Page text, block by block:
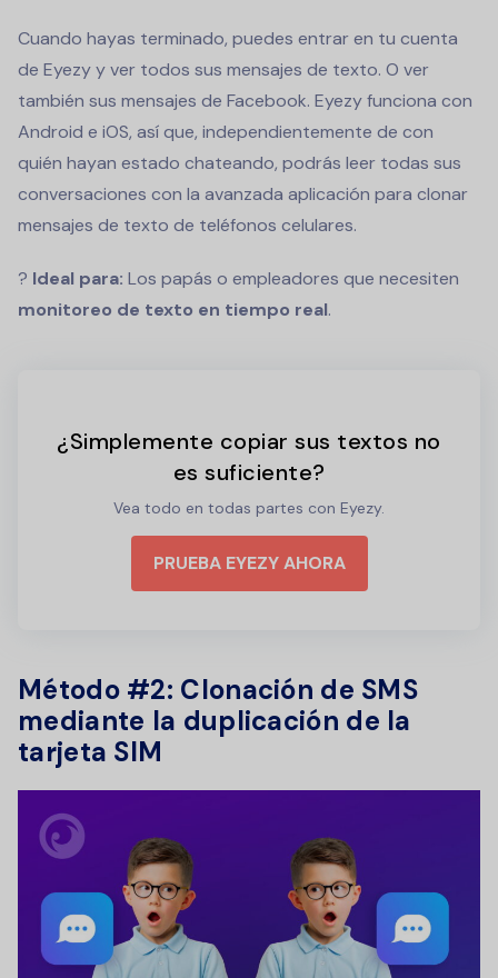
Cuando hayas terminado, puedes entrar en tu cuenta
de Eyezy y ver todos sus mensajes de texto. O ver
también sus mensajes de Facebook. Eyezy funciona con
Android e iOS, así que, independientemente de con
quién hayan estado chateando, podrás leer todas sus
conversaciones con la avanzada aplicación para clonar
mensajes de texto de teléfonos celulares.
? Ideal para: Los papás o empleadores que necesiten
monitoreo de texto en tiempo real.
¿Simplemente copiar sus textos no
es suficiente?
Vea todo en todas partes con Eyezy.
PRUEBA EYEZY AHORA
Método #2: Clonación de SMS
mediante la duplicación de la
tarjeta SIM